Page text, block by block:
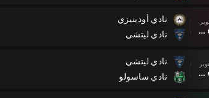
انتهاء وقت المباراة
نادي أودينيزي
نادي ليتشي
انتهاء وقت المباراة
نادي ليتشي
نادي ساسولو